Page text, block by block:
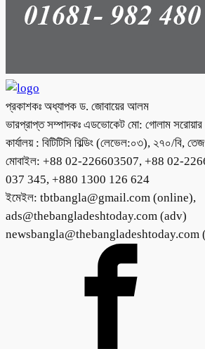
প্রকাশকঃ অধ্যাপক ড. জোবায়ের আলম
ভারপ্রাপ্ত সম্পাদকঃ এডভোকেট মো: গোলাম সরোয়ার
কার্যালয় : বিটিটিসি বিল্ডিং (লেভেল:০৩), ২৭০/বি,
মোবাইল: +88 02-226603507, +88 02-
037 345, +880 1300 126 624
ইমেইল: tbtbangla@gmail.com (online),
ads@thebangladeshtoday.com (adv)
newsbangla@thebangladeshtoday.com